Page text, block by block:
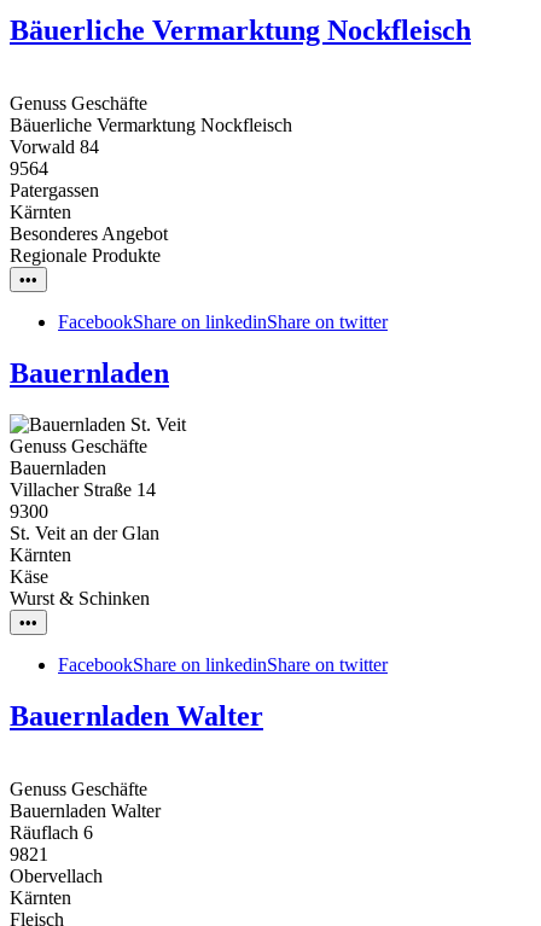
Bäuerliche Vermarktung Nockfleisch
Genuss Geschäfte
Bäuerliche Vermarktung Nockfleisch
Vorwald 84
9564
Patergassen
Kärnten
Besonderes Angebot
Regionale Produkte
•••
FacebookShare on linkedinShare on twitter
Bauernladen
Genuss Geschäfte
Bauernladen
Villacher Straße 14
9300
St. Veit an der Glan
Kärnten
Käse
Wurst & Schinken
•••
FacebookShare on linkedinShare on twitter
Bauernladen Walter
Genuss Geschäfte
Bauernladen Walter
Räuflach 6
9821
Obervellach
Kärnten
Fleisch